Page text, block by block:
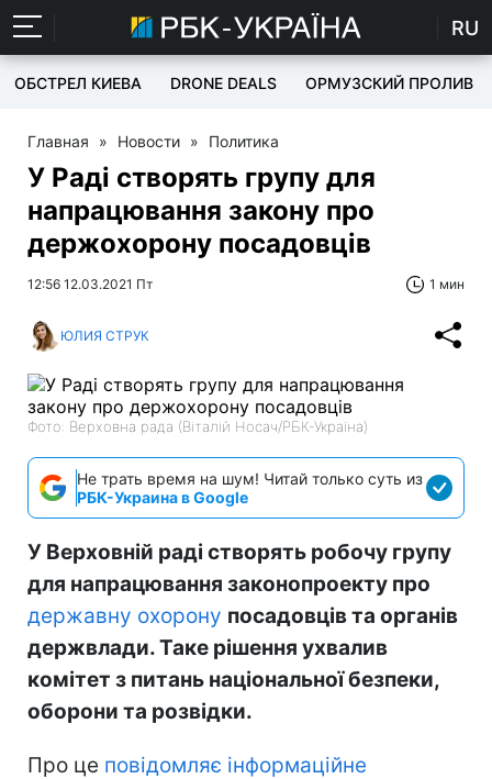
RU
ОБСТРЕЛ КИЕВА DRONE DEALS ОРМУЗСКИЙ ПРОЛИВ
Главная » Новости » Политика
У Раді створять групу для
напрацювання закону про
держохорону посадовців
12:56 12.03.2021 Пт 1 мин
ЮЛИЯ СТРУК
Фото: Верховна рада (Віталій Носач/РБК-Україна)
Не трать время на шум! Читай только суть из
РБК-Украина в Google
У Верховній раді створять робочу групу
для напрацювання законопроекту про
державну охорону посадовців та органів
держвлади. Таке рішення ухвалив
комітет з питань національної безпеки,
оборони та розвідки.
Про це повідомляє інформаційне